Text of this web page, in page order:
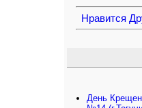
Нравится
День